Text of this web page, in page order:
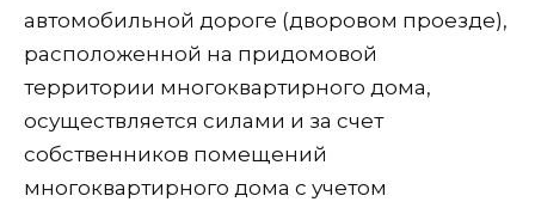
автомобильной дороге (дворовом проезде),
расположенной на придомовой
территории многоквартирного дома,
осуществляется силами и за счет
собственников помещений
многоквартирного дома с учетом